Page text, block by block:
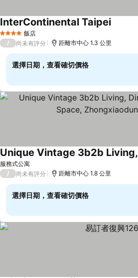
4 星級 飯店
InterContinental Taipei查看價格
/ 尚未有評分 距離市中心 1.3 公里
選擇日期，查看確切價格
服務式公寓
查看價格
/ 尚未有評分 距離市中心 1.8 公里
選擇日期，查看確切價格